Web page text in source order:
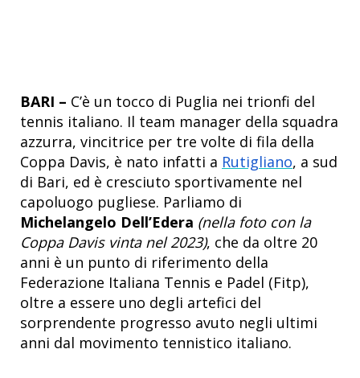
BARI – C’è un tocco di Puglia nei trionfi del
tennis italiano. Il team manager della squadra
azzurra, vincitrice per tre volte di fila della
Coppa Davis, è nato infatti a Rutigliano, a sud
di Bari, ed è cresciuto sportivamente nel
capoluogo pugliese. Parliamo di
Michelangelo Dell’Edera (nella foto con la
Coppa Davis vinta nel 2023), che da oltre 20
anni è un punto di riferimento della
Federazione Italiana Tennis e Padel (Fitp),
oltre a essere uno degli artefici del
sorprendente progresso avuto negli ultimi
anni dal movimento tennistico italiano.